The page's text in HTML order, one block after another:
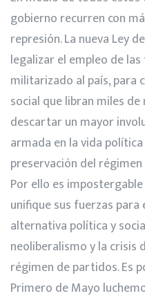
gobierno recurren con
represión. La nueva Ley
legalizar el empleo de
militarizado al país, para
social que libran miles
descartar un mayor
armada en la vida
preservación del
Por ello es
unifique sus fuerzas
alternativa política y
neoliberalismo y la crisis
régimen de partidos. Es
Primero de Mayo